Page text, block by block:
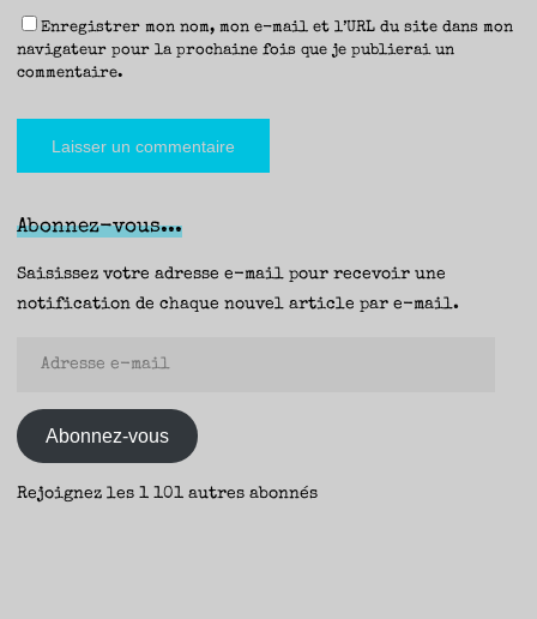
Enregistrer mon nom, mon e-mail et l’URL du site dans mon
navigateur pour la prochaine fois que je publierai un
commentaire.
Abonnez-vous...
Saisissez votre adresse e-mail pour recevoir une
notification de chaque nouvel article par e-mail.
mail
Abonnez-vous
Rejoignez les 1 101 autres abonnés